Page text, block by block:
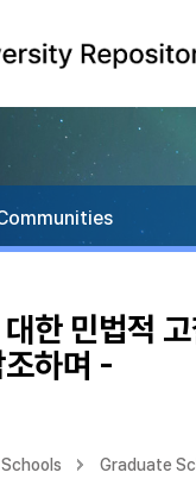
한 민법적
하며 -
Graduate